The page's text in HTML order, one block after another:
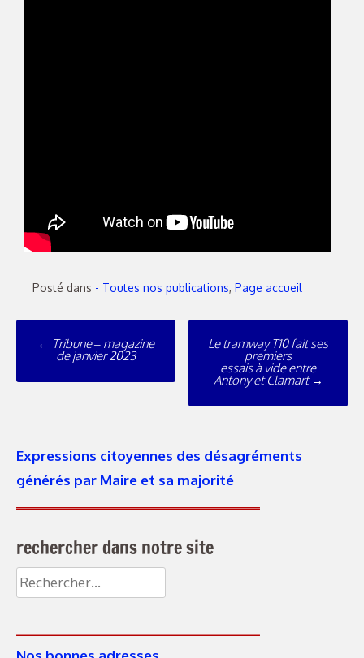
Posté dans - Toutes nos publications, Page accueil
← Tribune – magazine
de janvier 2023
Le tramway T10 fait ses
premiers
essais à vide entre
Antony et Clamart →
Expressions citoyennes des désagréments
générés par Maire et sa majorité
rechercher dans notre site